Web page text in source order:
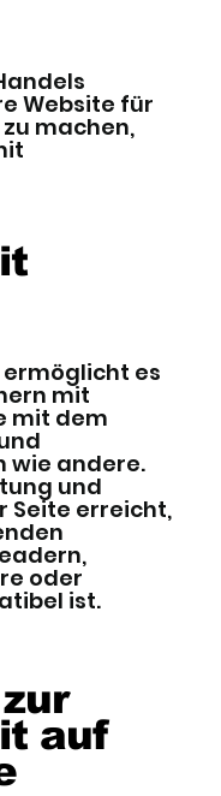
Website für
machen,
es
mit
mit dem
wie andere.
und
Seite erreicht,
oder
ist.
auf